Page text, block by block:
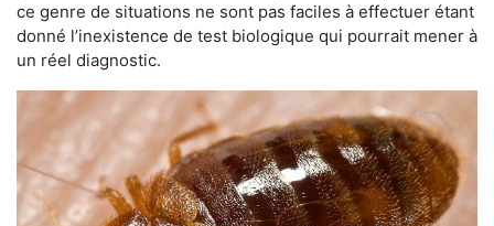
ce genre de situations ne sont pas faciles à effectuer étant
donné l’inexistence de test biologique qui pourrait mener à
un réel diagnostic.